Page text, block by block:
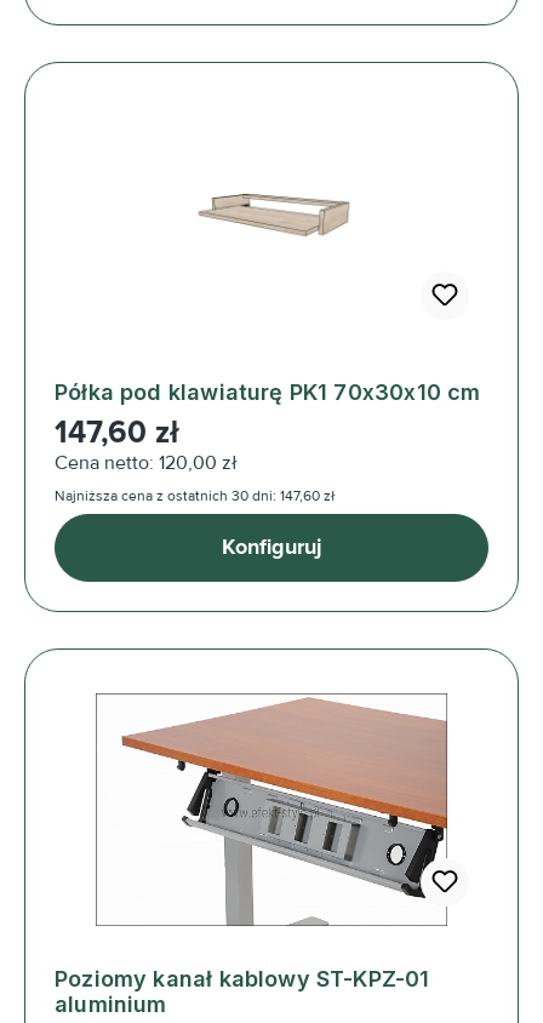
Półka pod klawiaturę PK1 70x30x10 cm
Cena regularna:
147,60 zł
Cena netto: 120,00 zł
Najniższa cena z ostatnich 30 dni: 147,60 zł
Konfiguruj
Poziomy kanał kablowy ST-KPZ-01
aluminium